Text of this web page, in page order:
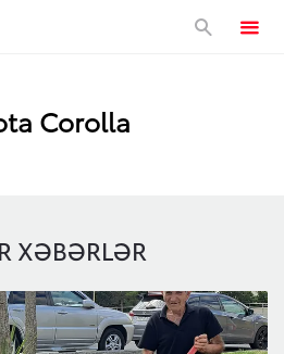
Corolla
XƏBƏRLƏR